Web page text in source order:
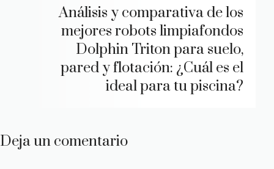
Análisis y comparativa de los
mejores robots limpiafondos
Dolphin Triton para suelo,
pared y flotación: ¿Cuál es el
ideal para tu piscina?
Deja un comentario